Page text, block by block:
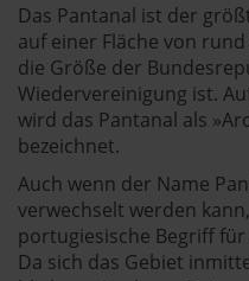
Das Pantanal ist der
auf einer Fläche von
die Größe der
Wiedervereinigung ist.
wird das Pantanal als
bezeichnet.
Auch wenn der Name
verwechselt werden
portugiesische Begriff
Da sich das Gebiet